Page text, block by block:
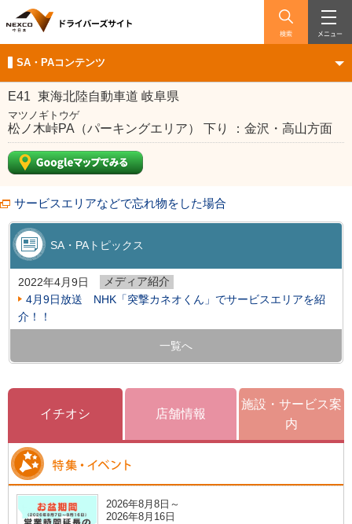
検索 メニュー
SA・PAコンテンツ
E41 東海北陸自動車道 岐阜県
マツノギトウゲ
松ノ木峠PA（パーキングエリア） 下り ：金沢・高山方面
サービスエリアなどで忘れ物をした場合
SA・PAトピックス
2022年4月9日
メディア紹介
4月9日放送 NHK「突撃カネオくん」でサービスエリアを紹
介！！
一覧へ
イチオシ 店舗情報
施設・サービス案
内
2026年8月8日～
2026年8月16日